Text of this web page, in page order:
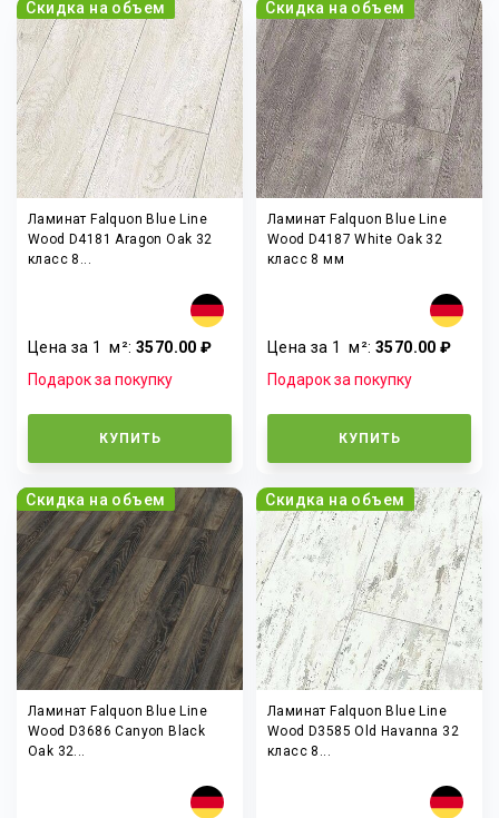
Скидка на объем
Ламинат Falquon Blue Line
Wood D4181 Aragon Oak 32
класс 8...
Цена за 1м²:3570.00 ₽
Подарок за покупку
КУПИТЬ
Скидка на объем
Ламинат Falquon Blue Line
Wood D4187 White Oak 32
класс 8 мм
Цена за 1м²:3570.00 ₽
Подарок за покупку
КУПИТЬ
Скидка на объем
Ламинат Falquon Blue Line
Wood D3686 Canyon Black
Oak 32...
Скидка на объем
Ламинат Falquon Blue Line
Wood D3585 Old Havanna 32
класс 8...